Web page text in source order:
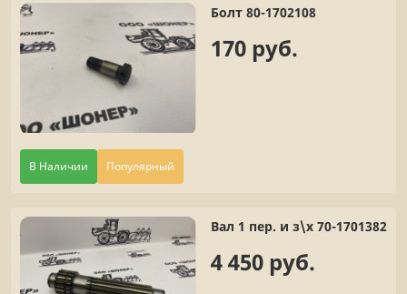
В Наличии Популярный
Болт 80-1702108
170 руб.
Вал 1 пер. и з\х 70-1701382
4 450 руб.